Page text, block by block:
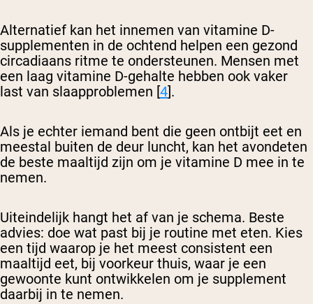
Alternatief kan het innemen van vitamine D-
supplementen in de ochtend helpen een gezond
circadiaans ritme te ondersteunen. Mensen met
een laag vitamine D-gehalte hebben ook vaker
last van slaapproblemen [4].
Als je echter iemand bent die geen ontbijt eet en
meestal buiten de deur luncht, kan het avondeten
de beste maaltijd zijn om je vitamine D mee in te
nemen.
Uiteindelijk hangt het af van je schema. Beste
advies: doe wat past bij je routine met eten. Kies
een tijd waarop je het meest consistent een
maaltijd eet, bij voorkeur thuis, waar je een
gewoonte kunt ontwikkelen om je supplement
daarbij in te nemen.